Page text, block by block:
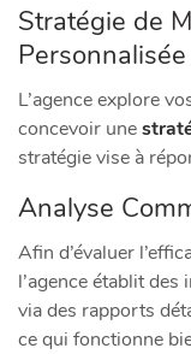
Stratégie de
Personnalisée
L’agence explore
concevoir une
stratégie vise à
Analyse
Afin d’évaluer
l’agence établit
via des rapports
ce qui fonctionne